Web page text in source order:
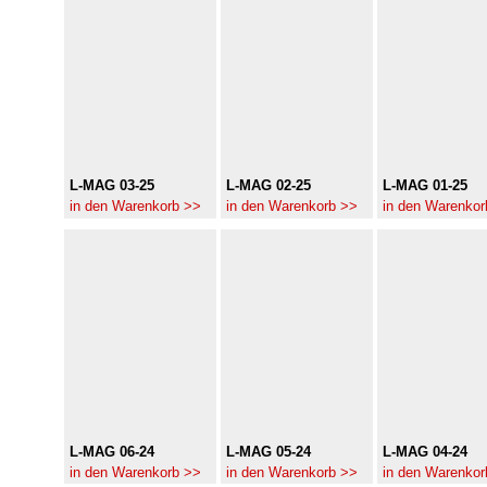
L-MAG 03-25
in den Warenkorb >>
L-MAG 02-25
in den Warenkorb >>
L-MAG 01-25
in den
L-MAG 06-24
in den Warenkorb >>
L-MAG 05-24
in den Warenkorb >>
L-MAG 04-24
in den